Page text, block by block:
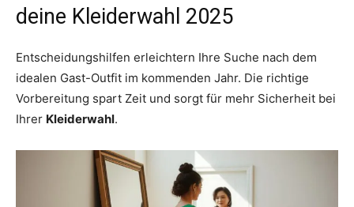
deine Kleiderwahl 2025
Entscheidungshilfen erleichtern Ihre Suche nach dem
idealen Gast-Outfit im kommenden Jahr. Die richtige
Vorbereitung spart Zeit und sorgt für mehr Sicherheit bei
Ihrer Kleiderwahl.